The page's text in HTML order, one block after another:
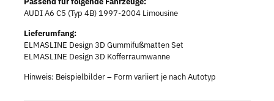
AUDI A6 C5 (Typ 4B) 1997-2004 Limousine
Lieferumfang:
ELMASLINE Design 3D Gummifußmatten Set
ELMASLINE Design 3D Kofferraumwanne
Hinweis: Beispielbilder – Form variiert je nach Autotyp